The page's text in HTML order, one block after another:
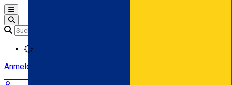
Open main menu
Anmeldung